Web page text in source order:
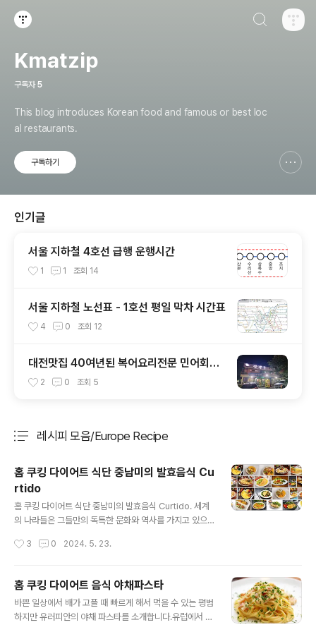
Kmatzip
구독자 5
This blog introduces Korean food and famous or best loc
al restaurants.
구독하기
인기글
서울 지하철 4호선 급행 운행시간
1 1 조회 14
서울 지하철 노선표 - 1호선 평일 막차 시간표
4 0 조회 12
대전맛집 40여년된 복어요리전문 민어회전
문 원조 강경옥
2 0 조회 5
레시피 모음/Europe Recipe
홈 쿠킹 다이어트 식단 중남미의 발효음식 Cu
rtido
홈 쿠킹 다이어트 식단 중남미의 발효음식 Curtido. 세계
의 나라들은 그들만의 독특한 문화와 역사를 가지고 있으
메리카 중남미의 전통적인 Curtido 커티도 요리를 소개하
레가노, 식초로 만든 양배추 양념이에요. 그래서 중남미에
서는 Curtido 커티도를 다양한 음식에 활용하기도 하고,
중남미 사람들은 일상적으로 먹기 때문에 다이어트 음식이
아니지만, 유럽이나 미국에서는 다이어트 음식으로 분류되
3 0 2024. 5. 23.
홈 쿠킹 다이어트 음식 야채파스타
바쁜 일상에서 배가 고플 때 빠르게 해서 먹을 수 있는 평범
하지만 유러피안의 야채 파스타를 소개합니다.유럽에서 살